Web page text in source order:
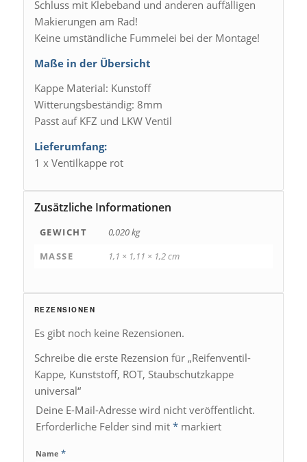
Schluss mit Klebeband und anderen auffälligen
Makierungen am Rad!
Keine umständliche Fummelei bei der Montage!
Maße in der Übersicht
Kappe Material: Kunstoff
Witterungsbeständig: 8mm
Passt auf KFZ und LKW Ventil
Lieferumfang:
1 x Ventilkappe rot
Zusätzliche Informationen
GEWICHT
0,020 kg
MASSE
1,1 × 1,11 × 1,2 cm
REZENSIONEN
Es gibt noch keine Rezensionen.
Schreibe die erste Rezension für „Reifenventil-
Kappe, Kunststoff, ROT, Staubschutzkappe
universal“
Deine E-Mail-Adresse wird nicht veröffentlicht.
Erforderliche Felder sind mit *markiert
Name *